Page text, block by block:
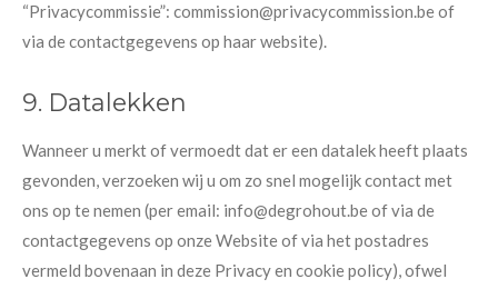
“Privacycommissie”: commission@privacycommission.be of
via de contactgegevens op haar website).
9. Datalekken
Wanneer u merkt of vermoedt dat er een datalek heeft plaats
gevonden, verzoeken wij u om zo snel mogelijk contact met
ons op te nemen (per email: info@degrohout.be of via de
contactgegevens op onze Website of via het postadres
vermeld bovenaan in deze Privacy en cookie policy), ofwel